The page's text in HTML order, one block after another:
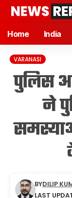
Home India
VARANASI
पुलिस
ने
LAST
BYDILIP